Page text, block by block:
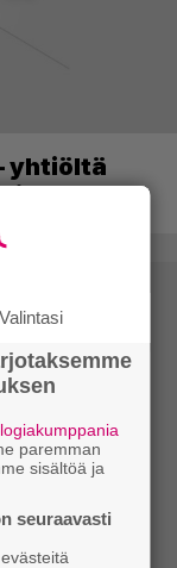
yhtiöltä
Valintasi
paremman
sisältöä ja
seuraavasti